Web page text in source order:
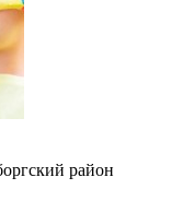
район